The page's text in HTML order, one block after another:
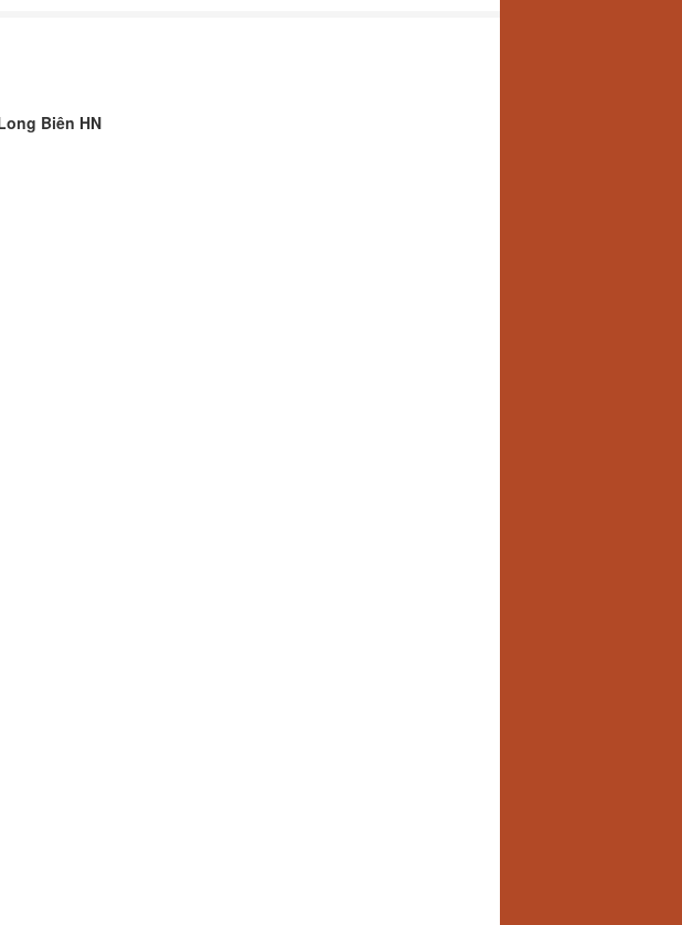
Biên HN